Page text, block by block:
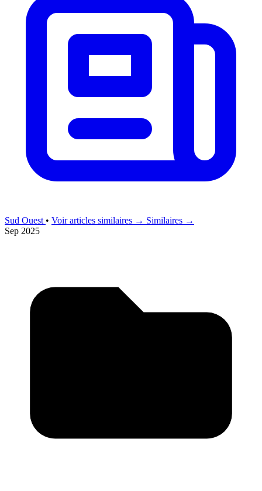
Sud Ouest • Voir articles similaires → Similaires →
Sep 2025